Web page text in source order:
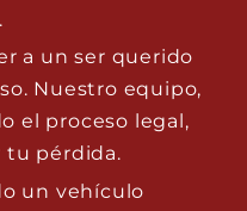
a un ser querido
Nuestro equipo,
el proceso legal,
tu pérdida.
un vehículo